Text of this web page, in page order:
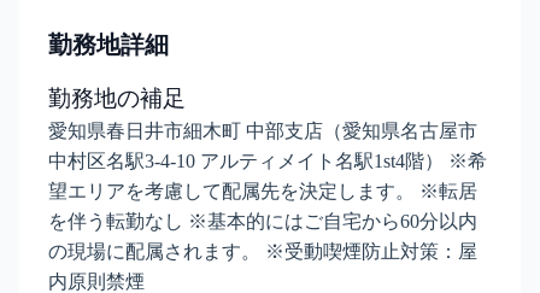
勤務地詳細
勤務地の補足
愛知県春日井市細木町 中部支店（愛知県名古屋市
中村区名駅3-4-10 アルティメイト名駅1st4階） ※希
望エリアを考慮して配属先を決定します。 ※転居
を伴う転勤なし ※基本的にはご自宅から60分以内
の現場に配属されます。 ※受動喫煙防止対策：屋
内原則禁煙